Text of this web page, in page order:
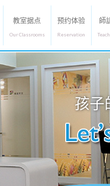
教室据点 预约体验 師
孩子